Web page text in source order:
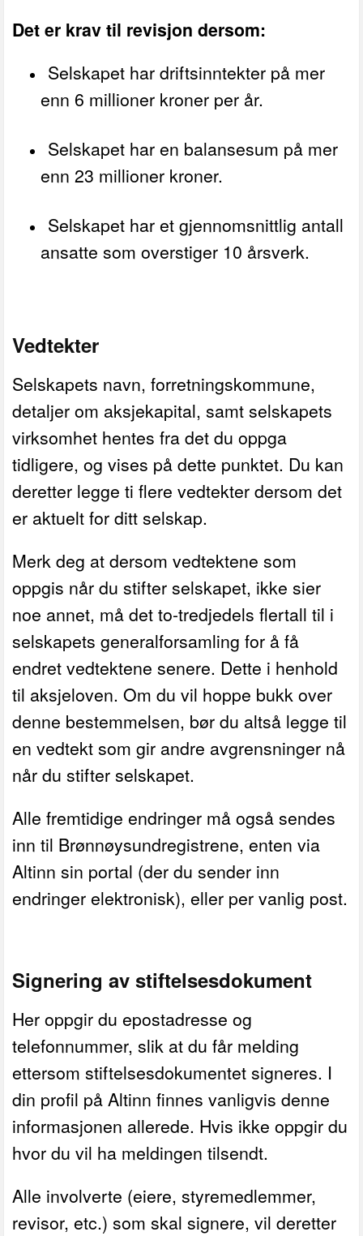
Det er krav til revisjon dersom:
Selskapet har driftsinntekter på mer
enn 6 millioner kroner per år.
Selskapet har en balansesum på mer
enn 23 millioner kroner.
Selskapet har et gjennomsnittlig antall
ansatte som overstiger 10 årsverk.
Vedtekter
Selskapets navn, forretningskommune,
detaljer om aksjekapital, samt selskapets
virksomhet hentes fra det du oppga
tidligere, og vises på dette punktet. Du kan
deretter legge ti flere vedtekter dersom det
er aktuelt for ditt selskap.
Merk deg at dersom vedtektene som
oppgis når du stifter selskapet, ikke sier
noe annet, må det to-tredjedels flertall til i
selskapets generalforsamling for å få
endret vedtektene senere. Dette i henhold
til aksjeloven. Om du vil hoppe bukk over
denne bestemmelsen, bør du altså legge til
en vedtekt som gir andre avgrensninger nå
når du stifter selskapet.
Alle fremtidige endringer må også sendes
inn til Brønnøysundregistrene, enten via
Altinn sin portal (der du sender inn
endringer elektronisk), eller per vanlig post.
Signering av stiftelsesdokument
Her oppgir du epostadresse og
telefonnummer, slik at du får melding
ettersom stiftelsesdokumentet signeres. I
din profil på Altinn finnes vanligvis denne
informasjonen allerede. Hvis ikke oppgir du
hvor du vil ha meldingen tilsendt.
Alle involverte (eiere, styremedlemmer,
revisor, etc.) som skal signere, vil deretter